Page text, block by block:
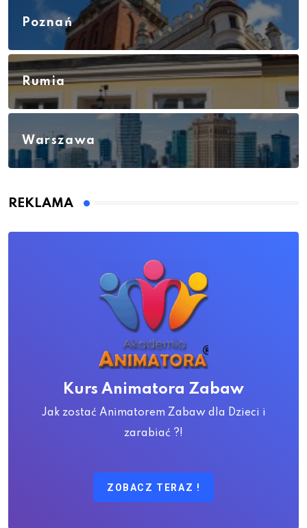
Poznań
Rumia
Warszawa
REKLAMA
Kurs Animatora Zabaw
Jak zostać Animatorem Zabaw dla Dzieci i
zarabiać ?!
ZOBACZ TERAZ !